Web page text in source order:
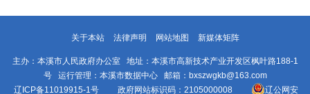
关于本站 法律声明 网站地图 新媒体矩阵
主办：本溪市人民政府办公室 地址：本溪市高新技术产业开发区枫叶路188-1
号 运行管理：本溪市数据中心 邮箱：bxszwgkb@163.com
辽ICP备11019915-1号 政府网站标识码：2105000008 辽公网安